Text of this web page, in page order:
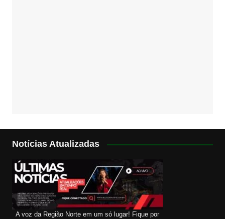
Notícias Atualizadas
A voz da Região Norte em um só lugar! Fique por